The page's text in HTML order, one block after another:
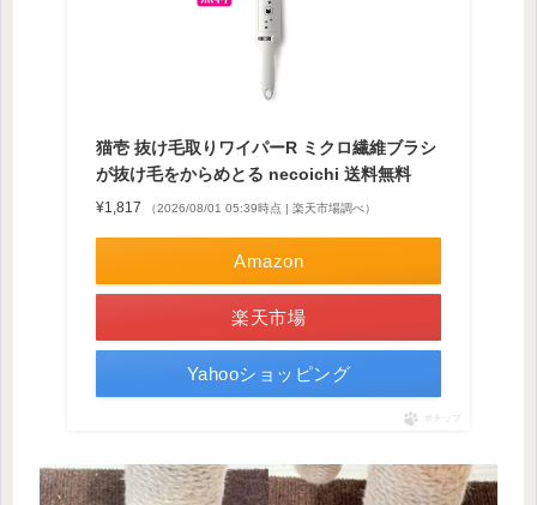
猫壱 抜け毛取りワイパーR ミクロ繊維ブラシ
が抜け毛をからめとる necoichi 送料無料
¥1,817 （2026/08/01 05:39時点 | 楽天市場調べ）
Amazon
楽天市場
Yahooショッピング
ポチップ